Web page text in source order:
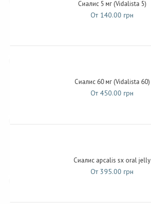
Сиалис 5 мг (Vidalista 5)
От 140.00 грн
Сиалис 60 мг (Vidalista 60)
От 450.00 грн
Сиалис apcalis sx oral jelly
От 395.00 грн